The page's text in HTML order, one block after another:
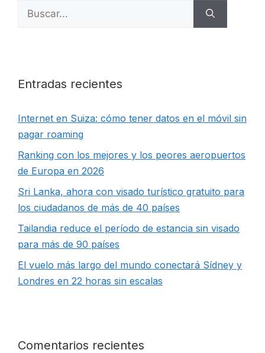
Buscar:
Entradas recientes
Internet en Suiza: cómo tener datos en el móvil sin
pagar roaming
Ranking con los mejores y los peores aeropuertos
de Europa en 2026
Sri Lanka, ahora con visado turístico gratuito para
los ciudadanos de más de 40 países
Tailandia reduce el período de estancia sin visado
para más de 90 países
El vuelo más largo del mundo conectará Sídney y
Londres en 22 horas sin escalas
Comentarios recientes